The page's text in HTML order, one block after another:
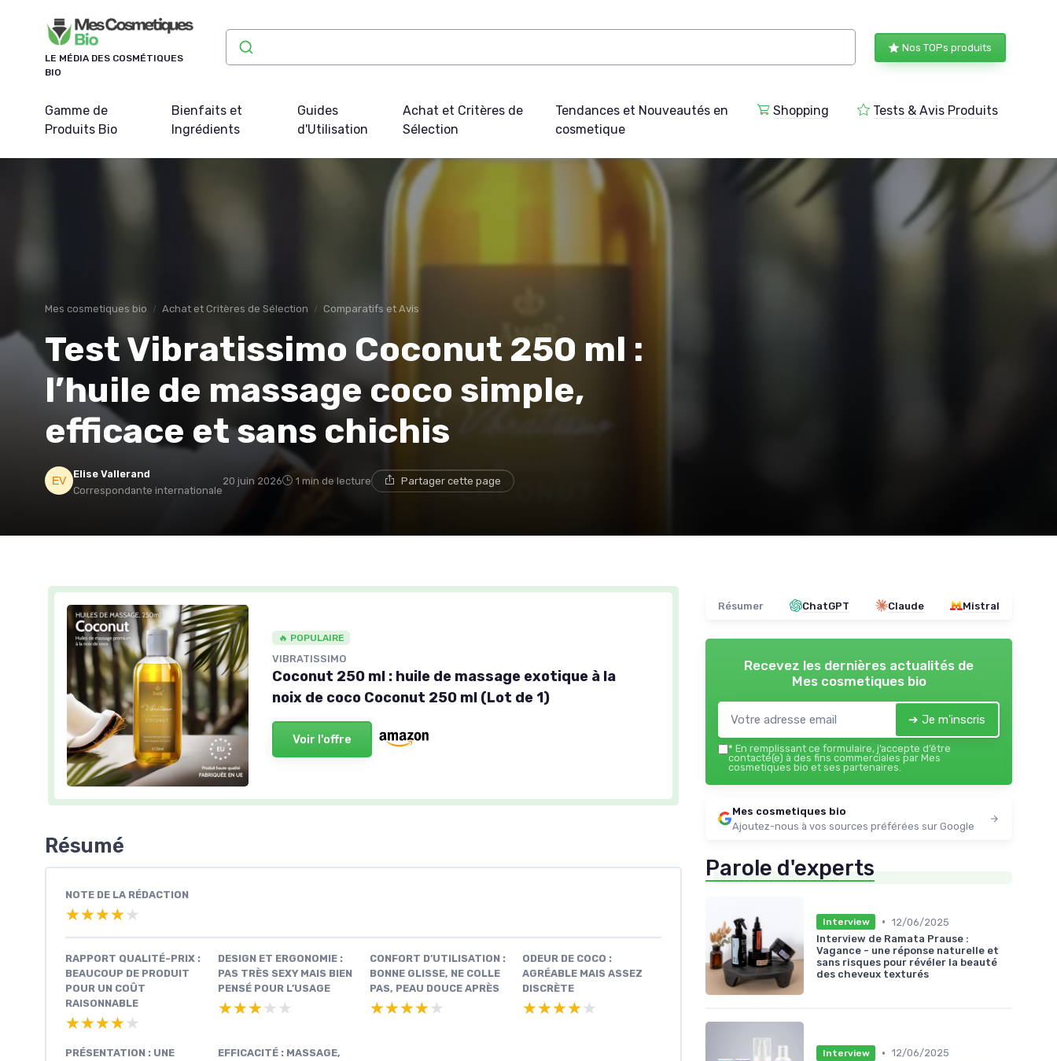
LE MÉDIA DES COSMÉTIQUES
BIO
Nos TOPs produits
Gamme de
Produits Bio
Bienfaits et
Ingrédients
Guides
d'Utilisation
Achat et Critères de
Sélection
Tendances et Nouveautés en
cosmetique
Shopping Tests & Avis Produits
Mes cosmetiques bio Achat et Critères de Sélection Comparatifs et Avis
Test Vibratissimo Coconut 250 ml :
l’huile de massage coco simple,
efficace et sans chichis
Elise Vallerand
Correspondante internationale
20 juin 2026 1 min de lecture Partager cette page
🔥 POPULAIRE
VIBRATISSIMO
Coconut 250 ml : huile de massage exotique à la
noix de coco Coconut 250 ml (Lot de 1)
Voir l'offre
Résumé
NOTE DE LA RÉDACTION
★★★★★
★★★★★
RAPPORT QUALITÉ-PRIX :
BEAUCOUP DE PRODUIT
POUR UN COÛT
RAISONNABLE
★★★★★
★★★★★
DESIGN ET ERGONOMIE :
PAS TRÈS SEXY MAIS BIEN
PENSÉ POUR L’USAGE
★★★★★
★★★★★
CONFORT D’UTILISATION :
BONNE GLISSE, NE COLLE
PAS, PEAU DOUCE APRÈS
★★★★★
★★★★★
ODEUR DE COCO :
AGRÉABLE MAIS ASSEZ
DISCRÈTE
★★★★★
★★★★★
PRÉSENTATION : UNE
EFFICACITÉ : MASSAGE,
Résumer ChatGPT Claude Mistral
Recevez les dernières actualités de
Mes cosmetiques bio
➔ Je m'inscris
* En remplissant ce formulaire, j’accepte d’être
contacté(e) à des fins commerciales par Mes
cosmetiques bio et ses partenaires.
Mes cosmetiques bio
Ajoutez-nous à vos sources préférées sur Google
Parole d'experts
Interview • 12/06/2025
Interview de Ramata Prause :
Vagance - une réponse naturelle et
sans risques pour révéler la beauté
des cheveux texturés
Interview • 12/06/2025